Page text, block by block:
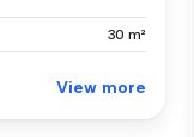
30 m²
View more